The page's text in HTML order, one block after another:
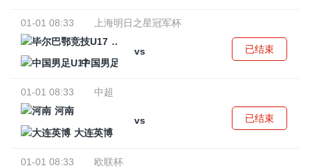
01-01 08:33
上海明日之星冠军杯
毕尔巴鄂竞技U17
vs
中国男足U17
已结束
01-01 08:33
中超
河南
vs
大连英博
已结束
01-01 08:33
欧联杯